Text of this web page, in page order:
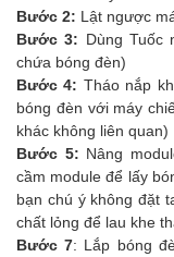
Bước 2: Lật ngược
Bước 3: Dùng
chứa bóng đèn)
Bước 4: Tháo nắp
bóng đèn với máy
khác không liên quan)
Bước 5: Nâng
cầm module để lấy
bạn chú ý không đặt
chất lỏng để lau khe
Bước 7: Lắp bóng